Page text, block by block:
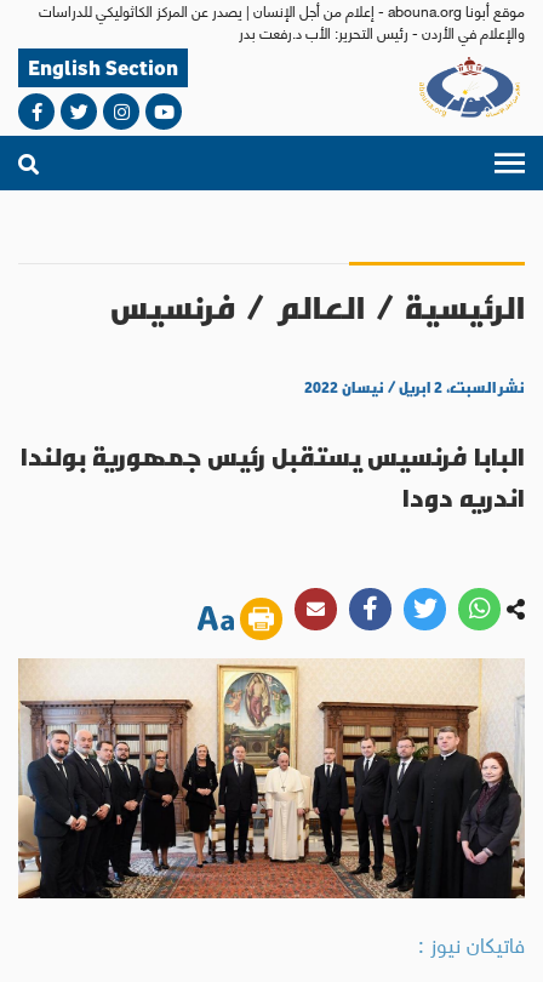
موقع أبونا abouna.org - إعلام من أجل الإنسان | يصدر عن المركز الكاثوليكي للدراسات
والإعلام في الأردن - رئيس التحرير: الأب د.رفعت بدر
English Section
الرئيسية / العالم / فرنسيس
نشر السبت، ٢ ابريل / نيسان ٢٠٢٢
البابا فرنسيس يستقبل رئيس جمهورية بولندا
اندريه دودا
فاتيكان نيوز :